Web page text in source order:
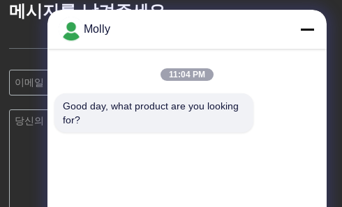
메시지를 남겨주세요
Molly
11:04 PM
Good day, what product are you looking
for?